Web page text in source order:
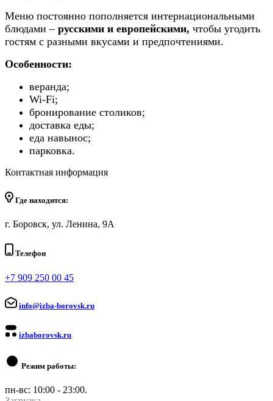
Меню постоянно пополняется интернациональными
блюдами – русскими и европейскими, чтобы угодить
гостям с разными вкусами и предпочтениями.
Особенности:
веранда;
Wi-Fi;
бронирование столиков;
доставка еды;
еда навынос;
парковка.
Контактная информация
Где находится:
г. Боровск, ул. Ленина, 9А
Телефон
+7 909 250 00 45
info@izba-borovsk.ru
izbaborovsk.ru
Режим работы:
пн-вс: 10:00 - 23:00.